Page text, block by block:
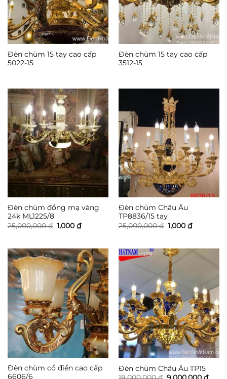
Đèn chùm 15 tay cao cấp
5022-15
Đèn chùm 15 tay cao cấp
3512-15
Đèn chùm đồng mạ vàng
24k ML1225/8
25,000,000₫ Giá
gốc
1,000 ₫Giá
hiện
1,000 ₫.
Đèn chùm Châu Âu
TP8836/15 tay
25,000,000₫ Giá
gốc
1,000 ₫Giá
hiện
Đèn chùm cổ điển cao cấp
6606/6
Đèn chùm Châu Âu TP15
Giá
Giá